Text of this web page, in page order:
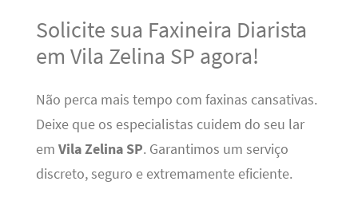
Solicite sua Faxineira Diarista
em Vila Zelina SP agora!
Não perca mais tempo com faxinas cansativas.
Deixe que os especialistas cuidem do seu lar
em Vila Zelina SP. Garantimos um serviço
discreto, seguro e extremamente eficiente.